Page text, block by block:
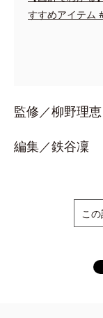
すすめアイテム
監修／柳野理恵
編集／鉄谷凜
こ